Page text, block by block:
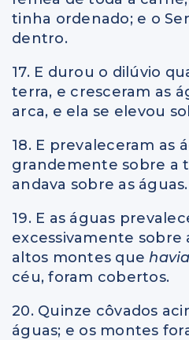
tinha ordenado; e o
dentro.
17. E durou o dilúvio
terra, e cresceram as
arca, e ela se elevou
18. E prevaleceram as
grandemente sobre a
andava sobre as águas.
19. E as águas
excessivamente sobre
altos montes quehavia
céu, foram cobertos.
20. Quinze côvados
águas; e os montes